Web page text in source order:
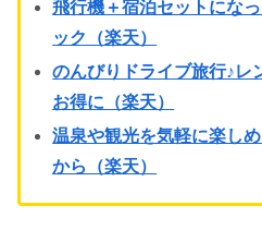
飛行機＋宿泊セットにな
ック（楽天）
のんびりドライブ旅行♪レ
お得に（楽天）
温泉や観光を気軽に楽し
から（楽天）